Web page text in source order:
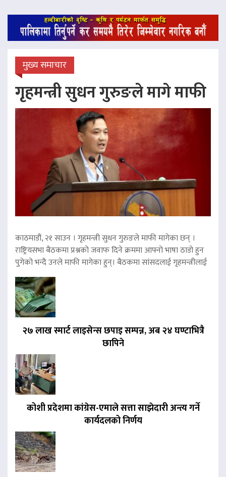
मुख्य समाचार
गृहमन्त्री सुधन गुरुङले मागे माफी
काठमाडौं, २१ साउन । गृहमन्त्री सुधन गुरुङले माफी मागेका छन् ।
राष्ट्रियसभा बैठकमा प्रश्नको जवाफ दिने क्रममा आफ्नो भाषा ठाडो हुन
पुगेको भन्दै उनले माफी मागेका हुन्। बैठकमा सांसदलाई गृहमन्त्रीलाई
२७ लाख स्मार्ट लाइसेन्स छपाइ सम्पन्न, अब २४ घण्टाभित्रै
छापिने
कोशी प्रदेशमा कांग्रेस-एमाले सत्ता साझेदारी अन्त्य गर्ने
कार्यदलको निर्णय